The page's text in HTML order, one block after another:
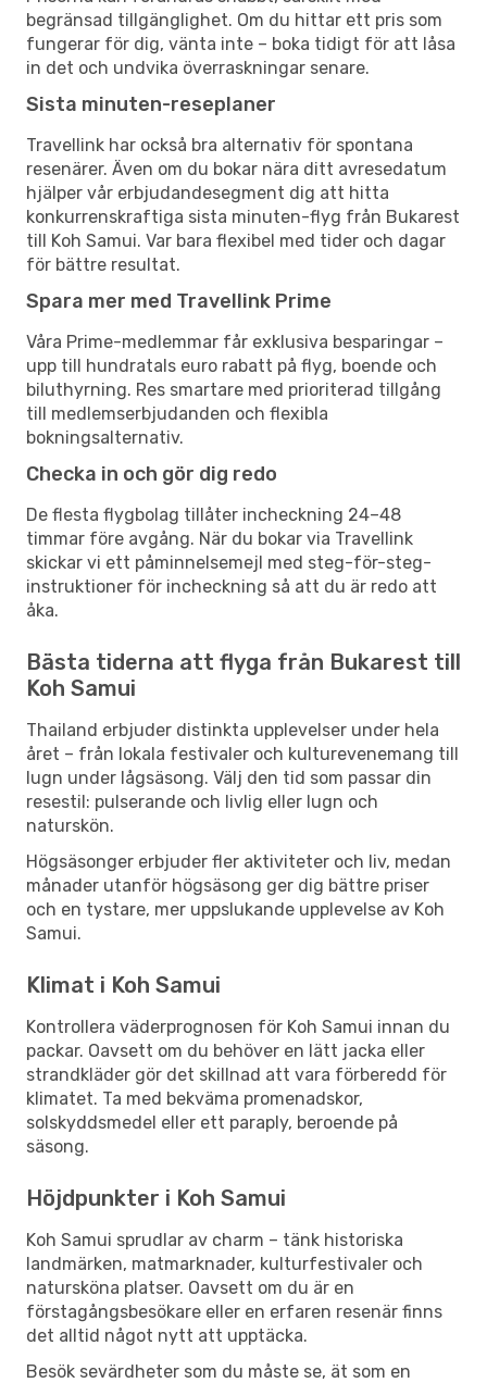
begränsad tillgänglighet. Om du hittar ett pris som
fungerar för dig, vänta inte – boka tidigt för att låsa
in det och undvika överraskningar senare.
Sista minuten-reseplaner
Travellink har också bra alternativ för spontana
resenärer. Även om du bokar nära ditt avresedatum
hjälper vår erbjudandesegment dig att hitta
konkurrenskraftiga sista minuten-flyg från Bukarest
till Koh Samui. Var bara flexibel med tider och dagar
för bättre resultat.
Spara mer med Travellink Prime
Våra Prime-medlemmar får exklusiva besparingar –
upp till hundratals euro rabatt på flyg, boende och
biluthyrning. Res smartare med prioriterad tillgång
till medlemserbjudanden och flexibla
bokningsalternativ.
Checka in och gör dig redo
De flesta flygbolag tillåter incheckning 24–48
timmar före avgång. När du bokar via Travellink
skickar vi ett påminnelsemejl med steg-för-steg-
instruktioner för incheckning så att du är redo att
åka.
Bästa tiderna att flyga från Bukarest till
Koh Samui
Thailand erbjuder distinkta upplevelser under hela
året – från lokala festivaler och kulturevenemang till
lugn under lågsäsong. Välj den tid som passar din
resestil: pulserande och livlig eller lugn och
naturskön.
Högsäsonger erbjuder fler aktiviteter och liv, medan
månader utanför högsäsong ger dig bättre priser
och en tystare, mer uppslukande upplevelse av Koh
Samui.
Klimat i Koh Samui
Kontrollera väderprognosen för Koh Samui innan du
packar. Oavsett om du behöver en lätt jacka eller
strandkläder gör det skillnad att vara förberedd för
klimatet. Ta med bekväma promenadskor,
solskyddsmedel eller ett paraply, beroende på
säsong.
Höjdpunkter i Koh Samui
Koh Samui sprudlar av charm – tänk historiska
landmärken, matmarknader, kulturfestivaler och
natursköna platser. Oavsett om du är en
förstagångsbesökare eller en erfaren resenär finns
det alltid något nytt att upptäcka.
Besök sevärdheter som du måste se, ät som en